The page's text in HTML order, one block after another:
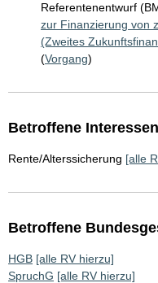
Referentenentwurf
zur Finanzierung von
(Zweites
(Vorgang)
Betroffene
Rente/Alterssicherung [alle
Betroffene
HGB [alle RV hierzu]
SpruchG [alle RV hierzu]